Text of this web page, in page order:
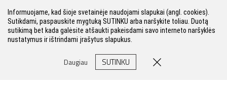
Informuojame, kad šioje svetainėje naudojami slapukai (angl. cookies).
Sutikdami, paspauskite mygtuką SUTINKU arba naršykite toliau. Duotą
sutikimą bet kada galėsite atšaukti pakeisdami savo interneto naršyklės
nustatymus ir ištrindami įrašytus slapukus.
Daugiau SUTINKU